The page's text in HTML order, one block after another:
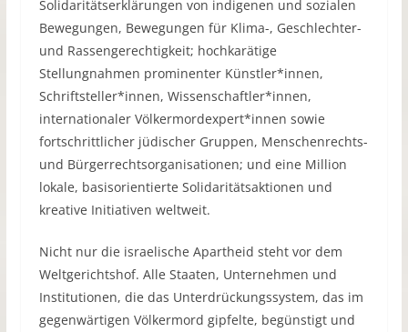
Solidaritätserklärungen von indigenen und sozialen
Bewegungen, Bewegungen für Klima-, Geschlechter-
und Rassengerechtigkeit; hochkarätige
Stellungnahmen prominenter Künstler*innen,
Schriftsteller*innen, Wissenschaftler*innen,
internationaler Völkermordexpert*innen sowie
fortschrittlicher jüdischer Gruppen, Menschenrechts-
und Bürgerrechtsorganisationen; und eine Million
lokale, basisorientierte Solidaritätsaktionen und
kreative Initiativen weltweit.
Nicht nur die israelische Apartheid steht vor dem
Weltgerichtshof. Alle Staaten, Unternehmen und
Institutionen, die das Unterdrückungssystem, das im
gegenwärtigen Völkermord gipfelte, begünstigt und